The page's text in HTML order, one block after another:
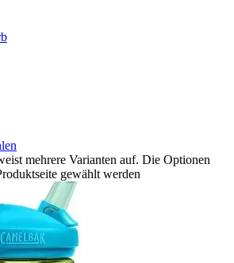
mehrere Varianten auf. Die Optionen
gewählt werden